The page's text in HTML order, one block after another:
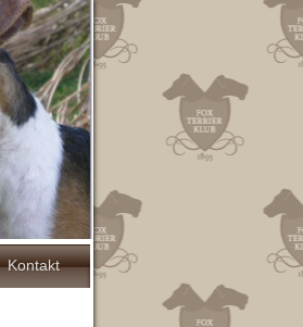
Kontakt